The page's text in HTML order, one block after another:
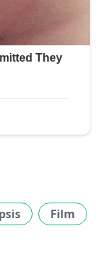
Film